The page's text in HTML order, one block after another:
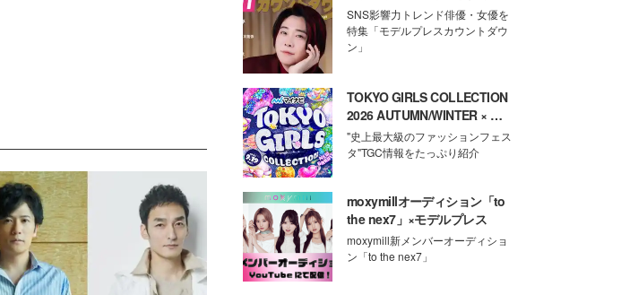
SNS影響力トレンド俳優・女優を
特集「モデルプレスカウントダウ
ン」
TOKYO GIRLS COLLECTION
2026 AUTUMN/WINTER × モ
デルプレス
"史上最大級のファッションフェス
タ"TGC情報をたっぷり紹介
moxymillオーディション「to
the nex7」×モデルプレス
moxymill新メンバーオーディショ
ン「to the nex7」